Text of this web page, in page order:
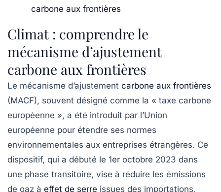
carbone aux frontières
Climat : comprendre le
mécanisme d’ajustement
carbone aux frontières
Le mécanisme d’ajustement carbone aux frontières
(MACF), souvent désigné comme la « taxe carbone
européenne », a été introduit par l’Union
européenne pour étendre ses normes
environnementales aux entreprises étrangères. Ce
dispositif, qui a débuté le 1er octobre 2023 dans
une phase transitoire, vise à réduire les émissions
de gaz à effet de serre issues des importations,